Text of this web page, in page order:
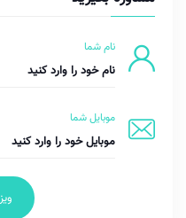
نام شما
موبایل شما